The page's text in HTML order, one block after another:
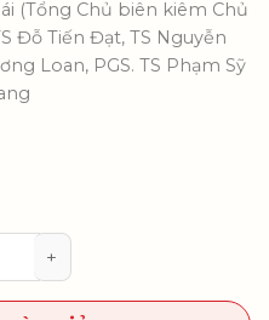
(Tổng Chủ biên kiêm Chủ
Đỗ Tiến Đạt, TS Nguyễn
Loan, PGS. TS Phạm Sỹ
tập một số lượng